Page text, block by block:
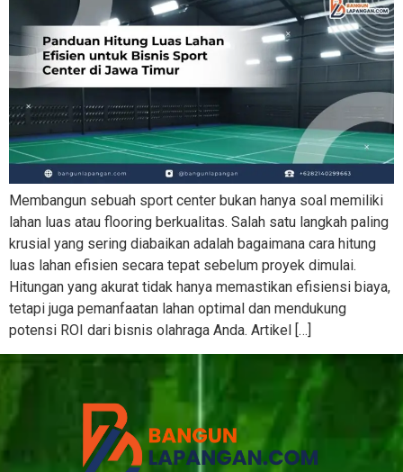
Membangun sebuah sport center bukan hanya soal memiliki
lahan luas atau flooring berkualitas. Salah satu langkah paling
krusial yang sering diabaikan adalah bagaimana cara hitung
luas lahan efisien secara tepat sebelum proyek dimulai.
Hitungan yang akurat tidak hanya memastikan efisiensi biaya,
tetapi juga pemanfaatan lahan optimal dan mendukung
potensi ROI dari bisnis olahraga Anda. Artikel […]